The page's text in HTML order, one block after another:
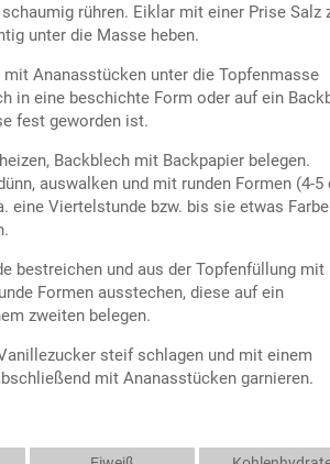
rühren. Eiklar mit einer Prise Salz
unter die Masse heben.
Ananasstücken unter die Topfenmasse
in eine beschichte Form oder auf ein
fest geworden ist.
Backblech mit Backpapier belegen.
auswalken und mit runden Formen (4-5
eine Viertelstunde bzw. bis sie etwas Farbe
bestreichen und aus der Topfenfüllung mit
Formen ausstechen, diese auf ein
zweiten belegen.
steif schlagen und mit einem
mit Ananasstücken garnieren.